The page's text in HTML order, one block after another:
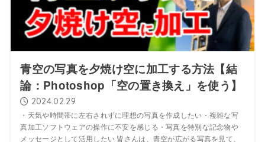
青空の写真を夕焼け空に加工する方法【結
論：Photoshop「空の置き換え」を使う】
2024.02.29
・天気や時間帯に左右されずに理想の写真を作成したい・複雑な写
真加工ソフトウェアの操作に不安を感じる・写真を特別な記念物や
メッセージとして活用したい 皆さんは、青空が広がる写真を見て、